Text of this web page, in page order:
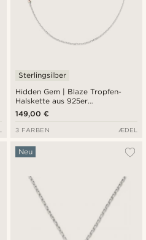
Hidden Gem | Blaze Tropfen-
Halskette aus 925er
Sterlingsilber
Sterlingsilber
149,00 €
3 FARBEN ÆDEL
Neu